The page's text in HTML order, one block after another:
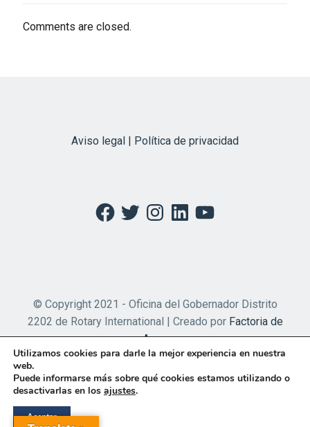
Comments are closed.
Aviso legal | Política de privacidad
Facebook
TwitterInstagramLinkedInYouTube
© Copyright 2021 - Oficina del Gobernador Distrito
2202 de Rotary International | Creado por Factoria de
Apps
Utilizamos cookies para darle la mejor experiencia en nuestra
web.
Puede informarse más sobre qué cookies estamos utilizando o
desactivarlas en los ajustes.
Aceptar